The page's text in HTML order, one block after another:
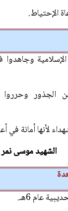
الإحتياط.
الإسلامية
الجذور
لأنها أمانة في
الشهيد موسى
عام 6هـ.